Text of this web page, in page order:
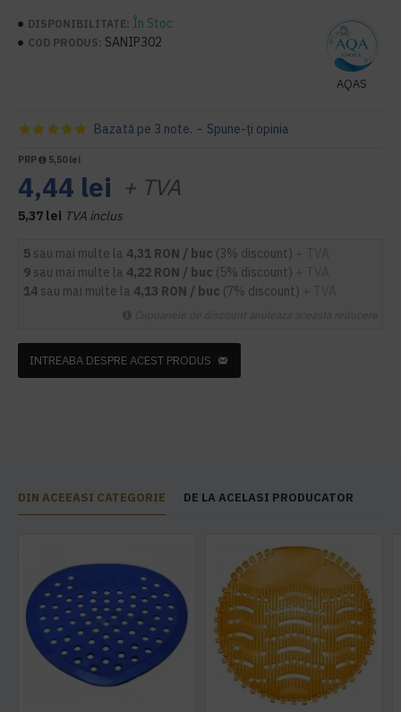
DISPONIBILITATE: În Stoc
COD PRODUS: SANIP302
AQAS
Bazată pe 3 note. - Spune-ţi opinia
PRP 5,50 lei
4,44 lei + TVA
5,37 lei TVA inclus
5 sau mai multe la 4,31 RON / buc (3% discount)
9 sau mai multe la 4,22 RON / buc (5% discount)
14 sau mai multe la 4,13 RON / buc (7% discount)
INTREABA DESPRE ACEST PRODUS
DIN ACEEASI CATEGORIE DE LA ACELASI PRODUCATOR